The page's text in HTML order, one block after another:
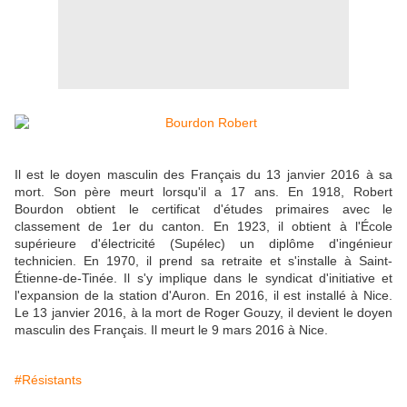
Il est le doyen masculin des Français du 13 janvier 2016 à sa
mort. Son père meurt lorsqu'il a 17 ans. En 1918, Robert
Bourdon obtient le certificat d'études primaires avec le
classement de 1er du canton. En 1923, il obtient à l'École
supérieure d'électricité (Supélec) un diplôme d'ingénieur
technicien. En 1970, il prend sa retraite et s'installe à Saint-
Étienne-de-Tinée. Il s'y implique dans le syndicat d'initiative et
l'expansion de la station d'Auron. En 2016, il est installé à Nice.
Le 13 janvier 2016, à la mort de Roger Gouzy, il devient le doyen
masculin des Français. Il meurt le 9 mars 2016 à Nice.
#Résistants